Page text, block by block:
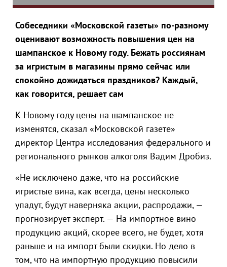
Собеседники «Московской газеты» по-разному
оценивают возможность повышения цен на
шампанское к Новому году. Бежать россиянам
за игристым в магазины прямо сейчас или
спокойно дожидаться праздников? Каждый,
как говорится, решает сам
К Новому году цены на шампанское не
изменятся, сказал «Московской газете»
директор Центра исследования федерального и
регионального рынков алкоголя Вадим Дробиз.
«Не исключено даже, что на российские
игристые вина, как всегда, цены несколько
упадут, будут наверняка акции, распродажи, —
прогнозирует эксперт. — На импортное вино
продукцию акций, скорее всего, не будет, хотя
раньше и на импорт были скидки. Но дело в
том, что на импортную продукцию повысили